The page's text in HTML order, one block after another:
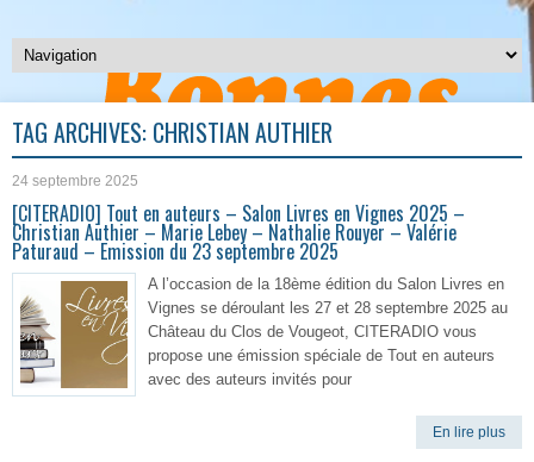
TAG ARCHIVES: CHRISTIAN AUTHIER
24 septembre 2025
[CITERADIO] Tout en auteurs – Salon Livres en Vignes 2025 –
Christian Authier – Marie Lebey – Nathalie Rouyer – Valérie
Paturaud – Emission du 23 septembre 2025
A l’occasion de la 18ème édition du Salon Livres en
Vignes se déroulant les 27 et 28 septembre 2025 au
Château du Clos de Vougeot, CITERADIO vous
propose une émission spéciale de Tout en auteurs
avec des auteurs invités pour
En lire plus